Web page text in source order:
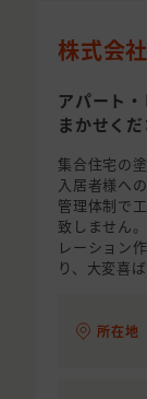
株式会
アパート
まかせくだ
集合住宅の
入居者様へ
管理体制で
致しません
レーション
り、大変喜
所在地